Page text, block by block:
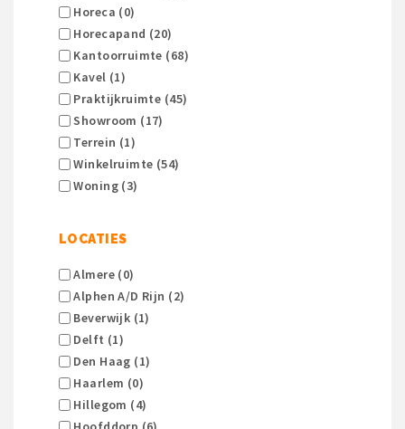
Horeca (0)
Horecapand (20)
Kantoorruimte (68)
Kavel (1)
Praktijkruimte (45)
Showroom (17)
Terrein (1)
Winkelruimte (54)
Woning (3)
LOCATIES
Almere (0)
Alphen A/d Rijn (2)
Beverwijk (1)
Delft (1)
Den Haag (1)
Haarlem (0)
Hillegom (4)